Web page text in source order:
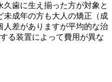
歯に生え揃った方が対象と
未成年の方も大人の矯正（成
人差がありますが平均的な治
る装置によって費用が異な